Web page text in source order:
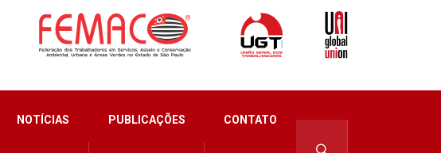
NOTÍCIAS PUBLICAÇÕES CONTATO